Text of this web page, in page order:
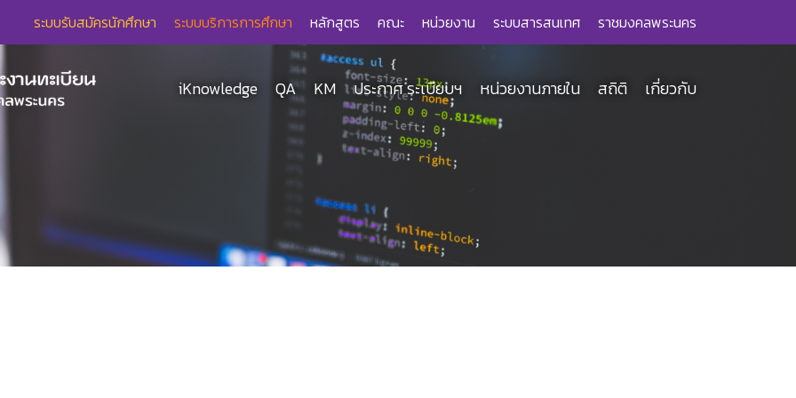
ระบบรับสมัครนักศึกษา ระบบบริการการศึกษา หลักสูตร คณะ หน่วยงาน ระบบสารสนเทศ ราชมงคลพระนคร
iKnowledge QA KM ประกาศ ระเบียบฯ หน่วยงานภายใน สถิติ เกี่ยวกับ